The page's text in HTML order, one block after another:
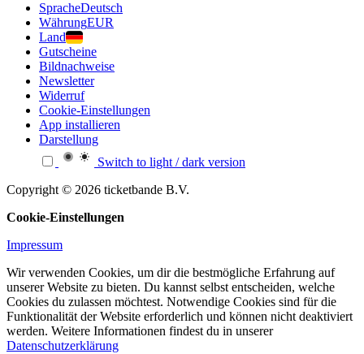
SpracheDeutsch
WährungEUR
Land
Gutscheine
Bildnachweise
Newsletter
Widerruf
Cookie-Einstellungen
App installieren
Darstellung
Switch to light / dark version
Copyright © 2026 ticketbande B.V.
Cookie-Einstellungen
Impressum
Wir verwenden Cookies, um dir die bestmögliche Erfahrung auf
unserer Website zu bieten. Du kannst selbst entscheiden, welche
Cookies du zulassen möchtest. Notwendige Cookies sind für die
Funktionalität der Website erforderlich und können nicht deaktiviert
werden. Weitere Informationen findest du in unserer
Datenschutzerklärung